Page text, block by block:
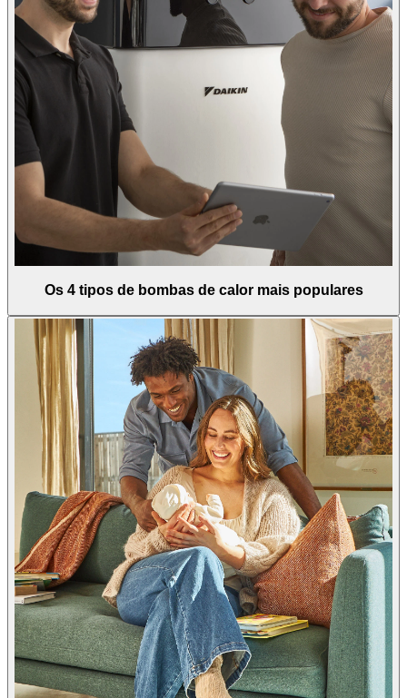
Os 4 tipos de bombas de calor mais populares